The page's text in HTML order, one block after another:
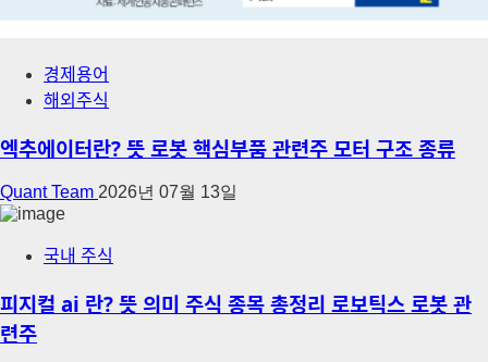
경제용어
해외주식
엑추에이터란? 뜻 로봇 핵심부품 관련주 모터 구조 종류
Quant Team 2026년 07월 13일
국내 주식
피지컬 ai 란? 뜻 의미 주식 종목 총정리 로보틱스 로봇 관
련주